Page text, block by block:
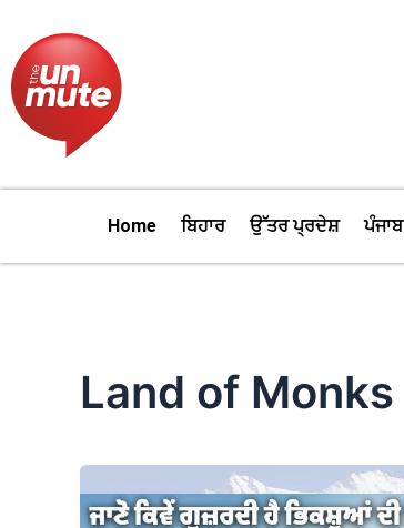
content
Home ਬਿਹਾਰ ਉੱਤਰ ਪ੍ਰਦੇਸ਼ ਪੰਜਾਬ
Land of Monks